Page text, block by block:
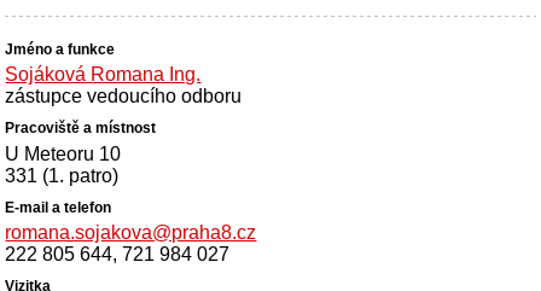
Sojáková Romana Ing.
zástupce vedoucího odboru
U Meteoru 10
331 (1. patro)
romana.sojakova@praha8.cz
222 805 644, 721 984 027